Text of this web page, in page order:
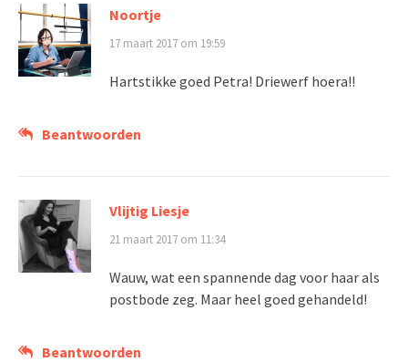
Noortje
17 maart 2017 om 19:59
Hartstikke goed Petra! Driewerf hoera!!
Beantwoorden
Vlijtig Liesje
21 maart 2017 om 11:34
Wauw, wat een spannende dag voor haar als
postbode zeg. Maar heel goed gehandeld!
Beantwoorden